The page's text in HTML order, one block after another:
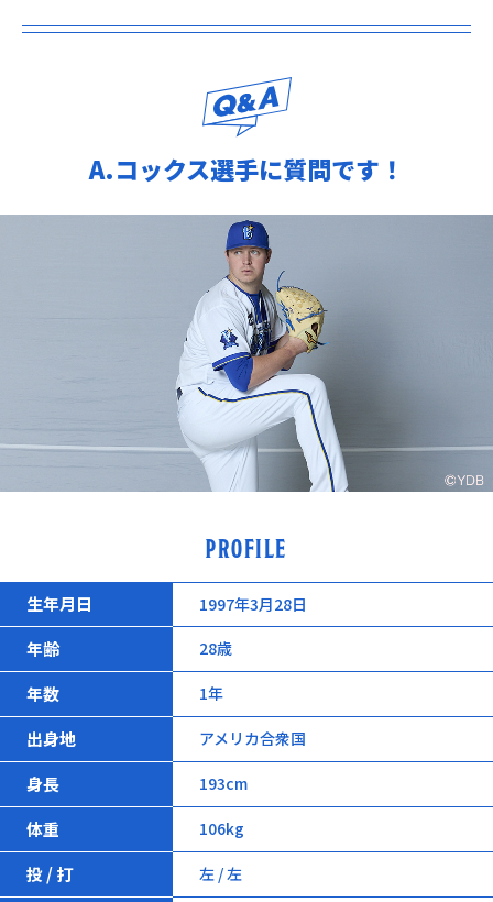
A.コックス選手に質問です！
PROFILE
生年月日 1997年3月28日
年齢 28歳
年数 1年
出身地 アメリカ合衆国
身長 193cm
体重 106kg
投 / 打 左 / 左